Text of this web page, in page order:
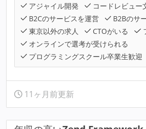
アジャイル開発
コードレビュー
B2Cのサービスを運営
B2Bのサ
東京以外の求人
CTOがいる
オンラインで選考が受けられる
プログラミングスクール卒業生歓迎
11ヶ月前更新